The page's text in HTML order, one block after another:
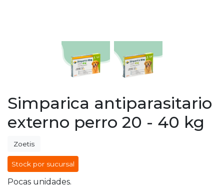
Simparica antiparasitario
externo perro 20 - 40 kg
Zoetis
Stock por sucursal
Pocas unidades.